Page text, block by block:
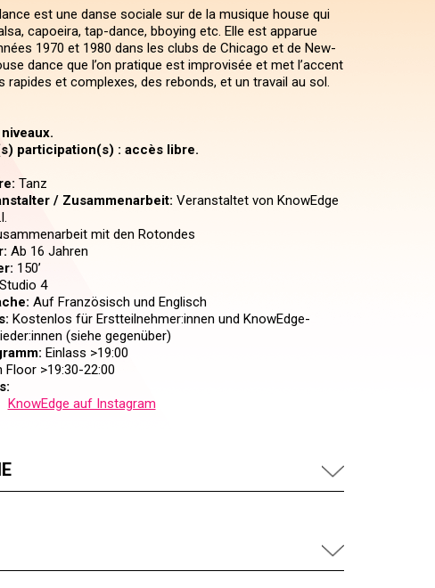
est une danse sociale sur de la musique house qui
capoeira, tap-dance, bboying etc. Elle est apparue
1970 et 1980 dans les clubs de Chicago et de New-
dance que l’on pratique est improvisée et met l’accent
rapides et complexes, des rebonds, et un travail au sol.
participation(s) : accès libre.
Tanz
/ Zusammenarbeit: Veranstaltet von KnowEdge
mit den Rotondes
Ab 16 Jahren
150’
Studio 4
Auf Französisch und Englisch
Kostenlos für Erstteilnehmer:innen und KnowEdge-
(siehe gegenüber)
Einlass >19:00
Floor >19:30-22:00
KnowEdge auf Instagram